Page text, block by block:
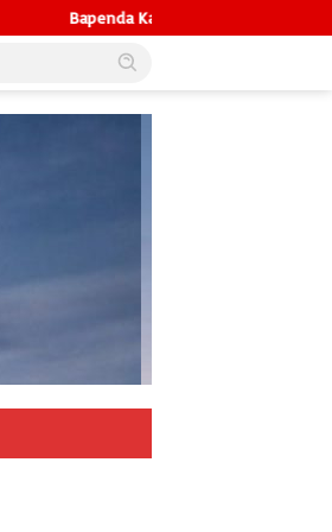
Kalteng Pilih Maksimalkan Program